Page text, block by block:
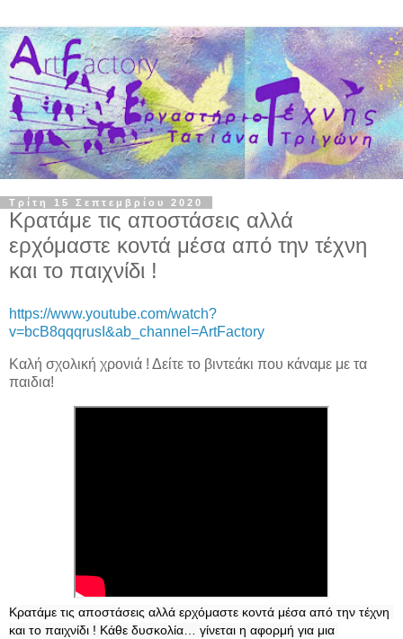
Τρίτη 15 Σεπτεμβρίου 2020
Κρατάμε τις αποστάσεις αλλά
ερχόμαστε κοντά μέσα από την τέχνη
και το παιχνίδι !
https://www.youtube.com/watch?
v=bcB8qqqrusI&ab_channel=ArtFactory
Καλή σχολική χρονιά ! Δείτε το βιντεάκι που κάναμε με τα
παιδια!
Κρατάμε τις αποστάσεις αλλά ερχόμαστε κοντά μέσα από την τέχνη
και το παιχνίδι ! Κάθε δυσκολία… γίνεται η αφορμή για μια